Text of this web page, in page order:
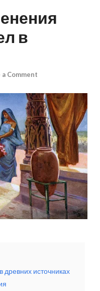
в
a Comment
источниках